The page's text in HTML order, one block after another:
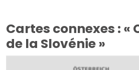
Cartes connexes : «
de la Slovénie »